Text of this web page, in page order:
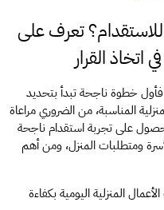
اتخاذ القرار
إذا كنت تخطط لاستقدام عاملة منزلية، فأول خطوة ناجحة تبدأ بتحديد
المعايير الصحيحة. عند اختيار العاملة المنزلية المناسبة، من الضروري مراعاة
مجموعة من العوامل التي تساهم في الحصول على تجربة استقدام ناجحة
وتضمن توافق العاملة مع احتياجات الأسرة ومتطلبات المنزل، ومن أهم
– امتلاك خبرة مناسبة في تنفيذ مختلف الأعمال المنزلية اليومية بكفاءة